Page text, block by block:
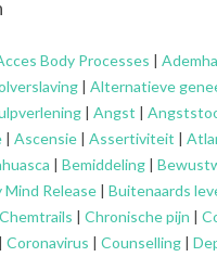
Body Processes |
| Alternatieve
| Angst |
| Ascensie | Assertiviteit |
| Bemiddeling |
Mind Release | Buitenaards
Chemtrails | Chronische pijn |
| Coronavirus | Counselling |